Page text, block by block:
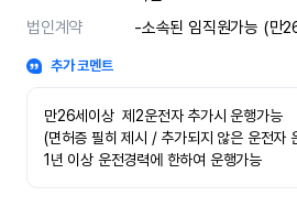
법인계약
-소속된 임직원가능 (만
추가 코멘트
만26세이상  제2운전자 추가시 운행가능
(면허증 필히 제시 / 추가되지 않은 운전자
1년 이상 운전경력에 한하여 운행가능